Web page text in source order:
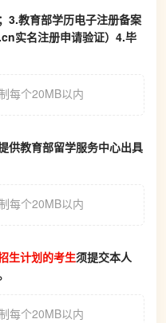
3.教育部学历电子注册备案
实名注册申请验证）4.毕
每个20MB以内
供教育部留学服务中心出具
每个20MB以内
生计划的考生须提交本人
每个20MB以内